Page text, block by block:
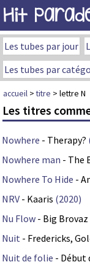
Hit
Les tubes par jour
Les tubes par
accueil >titre > lettre N
Les titres
Nowhere - Therapy?
Nowhere man - The
Nowhere To Hide -
NRV - Kaaris (2020)
Nu Flow - Big Brovaz
Nuit - Fredericks,
Nuit de folie - Début